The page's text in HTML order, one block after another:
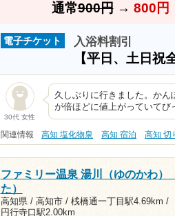
通常900円→ 800円
電子チケット 入浴料割引
【平日、土日
30代 女性
久しぶりに行きました。か
が倍ほどに値上がっていて
関連情報 高知 塩化物泉 高知 宿泊 高知 切
ファミリー温泉 湯川（ゆのかわ）
た）
高知県 / 高知市 / 桟橋通一丁目駅4.69km /
円行寺口駅2.00km